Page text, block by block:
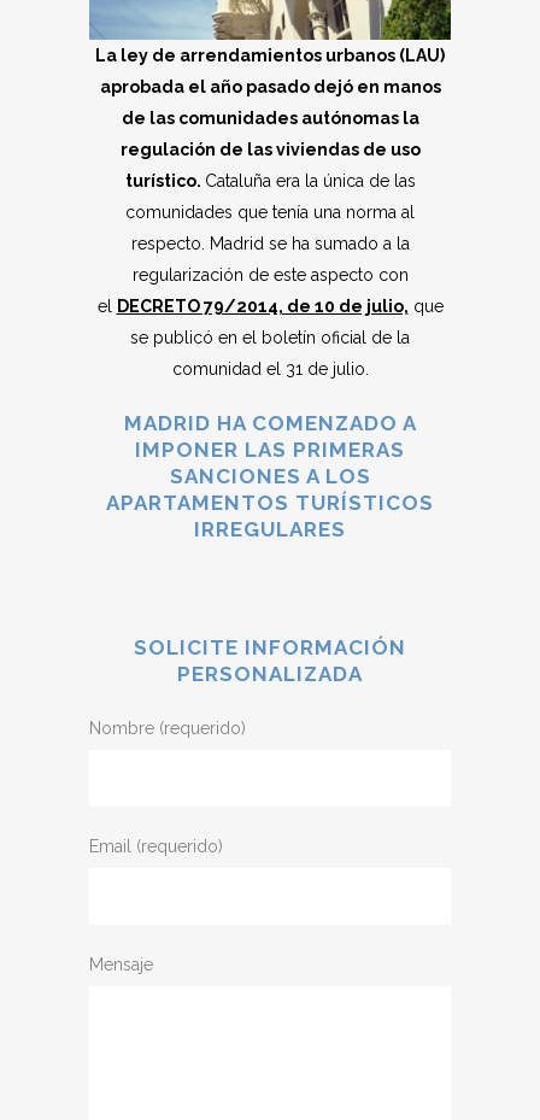
La ley de arrendamientos urbanos (LAU)
aprobada el año pasado dejó en manos
de las comunidades autónomas la
regulación de las viviendas de uso
turístico. Cataluña era la única de las
comunidades que tenía una norma al
respecto. Madrid se ha sumado a la
regularización de este aspecto con
el DECRETO 79/2014, de 10 de julio, que
se publicó en el boletín oficial de la
comunidad el 31 de julio.
MADRID HA COMENZADO A
IMPONER LAS PRIMERAS
SANCIONES A LOS
APARTAMENTOS TURÍSTICOS
IRREGULARES
SOLICITE INFORMACIÓN
PERSONALIZADA
Nombre (requerido)
Email (requerido)
Mensaje